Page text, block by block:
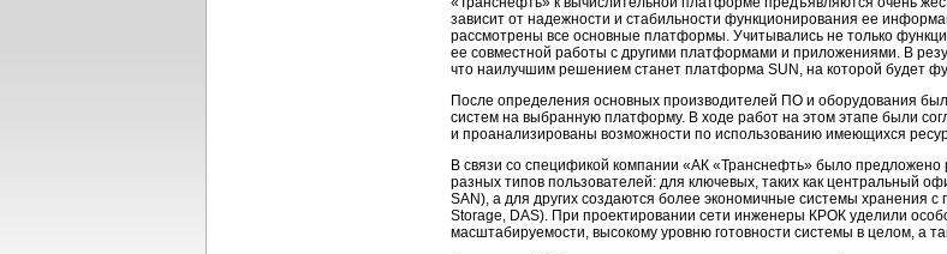
зависит от надежности и стабильности функционирования ее
рассмотрены все основные платформы. Учитывались не только
ее совместной работы с другими платформами и приложениями. В
что наилучшим решением станет платформа SUN, на которой будет
После определения основных производителей ПО и оборудования
систем на выбранную платформу. В ходе работ на этом этапе были
и проанализированы возможности по использованию имеющихся
В связи со спецификой компании «АК «Транснефть» было
разных типов пользователей: для ключевых, таких как центральный
SAN), а для других создаются более экономичные системы хранения
Storage, DAS). При проектировании сети инженеры КРОК уделили
масштабируемости, высокому уровню готовности системы в целом, а